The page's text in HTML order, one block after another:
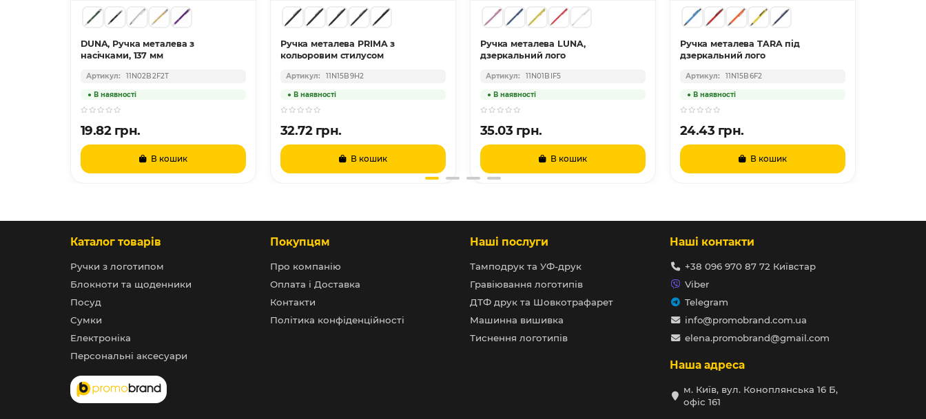
DUNA, Ручка металева з
насічками, 137 мм
11N02B2F2T
19.82 грн.
В кошик
Ручка металева PRIMA з
кольоровим стилусом
11N15B9H2
32.72 грн.
В кошик
Ручка металева LUNA,
дзеркальний лого
11N01BIF5
35.03 грн.
В кошик
Ручка металева TARA під
дзеркальний лого
11N15B6F2
24.43 грн.
В кошик
Каталог товарів
Ручки з логотипом
Блокноти та щоденники
Посуд
Сумки
Електроніка
Персональні аксесуари
Покупцям
Про компанію
Оплата і Доставка
Контакти
Політика конфіденційності
Наші послуги
Тамподрук та УФ-друк
Гравіювання логотипів
ДТФ друк та Шовкотрафарет
Машинна вишивка
Тиснення логотипів
Наші контакти
+38 096 970 87 72 Київстар
Viber
Telegram
info@promobrand.com.ua
elena.promobrand@gmail.com
Наша адреса
м. Київ, вул. Коноплянська 16 Б,
офіс 161